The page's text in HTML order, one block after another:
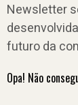
Newsletter
futuro da
Opa! Não